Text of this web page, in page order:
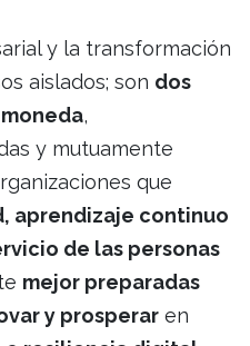
y la transformación
aislados; son dos
,
y mutuamente
que
aprendizaje continuo
de las personas
mejor preparadas
y prosperaren